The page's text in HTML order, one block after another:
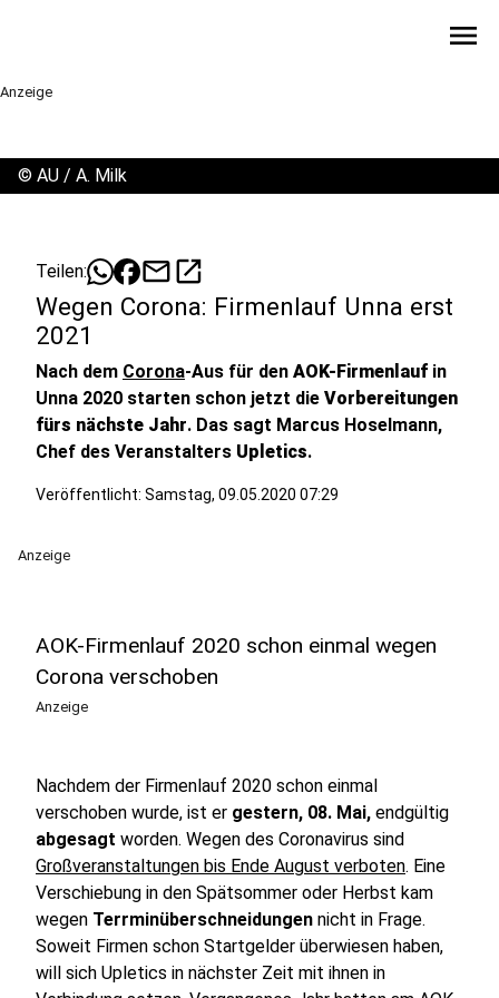
menu
Anzeige
© AU / A. Milk
Teilen: mailopen_in_new
Wegen Corona: Firmenlauf Unna erst
2021
Nach dem Corona-Aus für den AOK-Firmenlauf in
Unna 2020 starten schon jetzt die Vorbereitungen
fürs nächste Jahr. Das sagt Marcus Hoselmann,
Chef des Veranstalters Upletics.
Veröffentlicht: Samstag, 09.05.2020 07:29
Anzeige
AOK-Firmenlauf 2020 schon einmal wegen
Corona verschoben
Anzeige
Nachdem der Firmenlauf 2020 schon einmal
verschoben wurde, ist er gestern, 08. Mai, endgültig
abgesagt worden. Wegen des Coronavirus sind
Großveranstaltungen bis Ende August verboten. Eine
Verschiebung in den Spätsommer oder Herbst kam
wegen Terrminüberschneidungen nicht in Frage.
Soweit Firmen schon Startgelder überwiesen haben,
will sich Upletics in nächster Zeit mit ihnen in